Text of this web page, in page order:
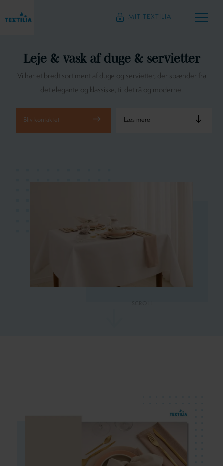
MIT TEXTILIA
Leje & vask afduge & servietter
Vi har et bredt sortiment af duge og servietter, der spænder fra
det elegante og klassiske, til det rå og moderne.
Bliv kontaktet Læs mere